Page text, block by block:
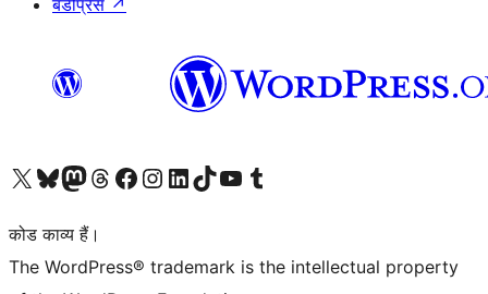
बडीप्रेस ↗
Visit our X (formerly Twitter) account
हमारे बलुस्की खाते पर जाएँVisit our Mastodon account
हमारे थ्रेड्स अकाउंट पर जाएंहमारे फेसबुक पेज पर जाएँहमारे इंस्टाग्राम अकाउंट पर जाएंहमारे लिंक्डइन खाते पर जाएँहमारे टिकटॉक खाते पर जाएँहमारे यूट्यूब चैनल पर जाएंहमारे Tumblr खाते पर जाएँ
कोड काव्य हैं।
The WordPress® trademark is the intellectual property